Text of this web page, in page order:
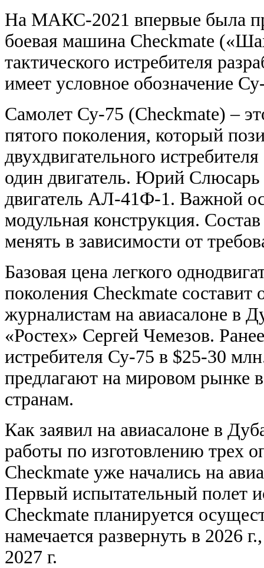
На МАКС-2021 впервые была
боевая машина Checkmate
тактического истребителя
имеет условное обозначение
Самолет Су-75 (Checkmate) –
пятого поколения, который
двухдвигательного
один двигатель. Юрий Слюсарь
двигатель АЛ-41Ф-1. Важной
модульная конструкция.
менять в зависимости от
Базовая цена легкого
поколения Checkmate
журналистам на авиасалоне в
«Ростех» Сергей Чемезов.
истребителя Су-75 в $25-30
предлагают на мировом рынке
странам.
Как заявил на авиасалоне в
работы по изготовлению трех
Checkmate уже начались на
Первый испытательный полет
Checkmate планируется
намечается развернуть в 2026
2027 г.